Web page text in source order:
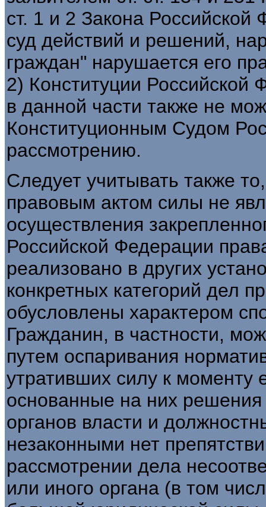
ст. 1 и 2 Закона
суд действий и решений,
граждан" нарушается его
2) Конституции Российской
в данной части также не
Конституционным Судом
рассмотрению.
Следует учитывать также
правовым актом силы не
осуществления
Российской Федерации
реализовано в других
конкретных категорий дел
обусловлены характером
Гражданин, в частности,
путем оспаривания
утративших силу к моменту
основанные на них решения
органов власти и
незаконными нет
рассмотрении дела
или иного органа (в том